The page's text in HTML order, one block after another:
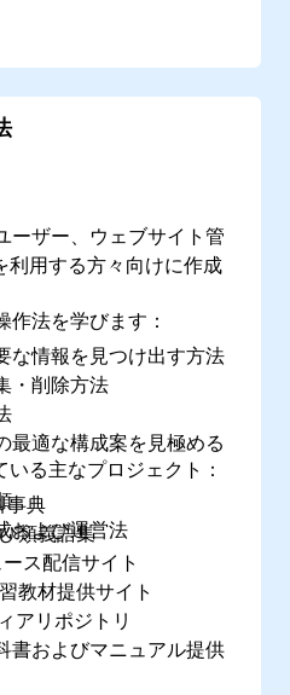
やデータベースと連携さ
ーザー、ウェブサイト管
用する方々向けに作成
作法を学びます：
な情報を見つけ出す方法
・削除方法
最適な構成案を見極める
および運営法
る主なプロジェクト：
典
類義語集
ス配信サイト
教材提供サイト
アリポジトリ
書およびマニュアル提供